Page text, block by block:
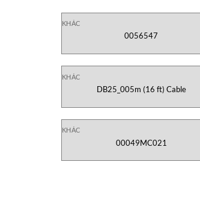
KHÁC
0056547
KHÁC
DB25_005m (16 ft) Cable
KHÁC
00049MC021